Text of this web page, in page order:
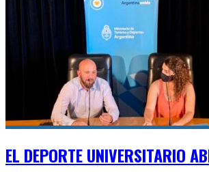
EL DEPORTE UNIVERSITARIO